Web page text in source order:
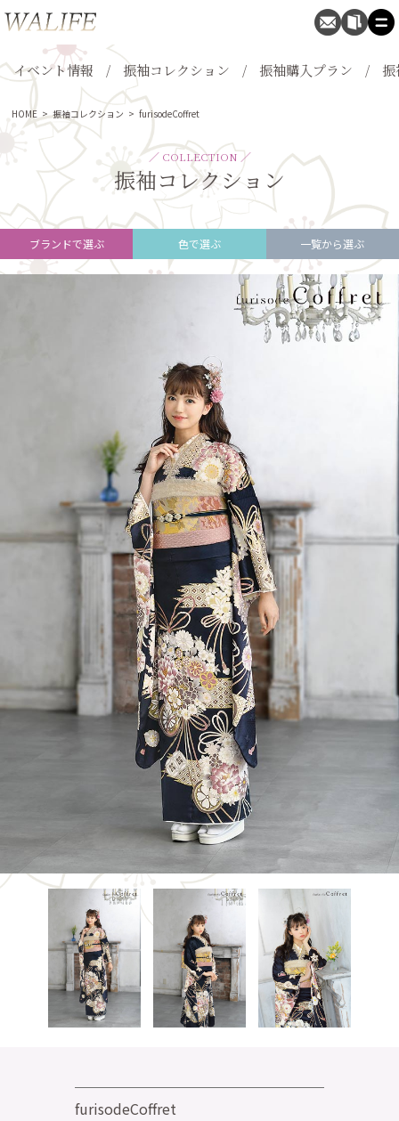
イベント情報 振袖コレクション 振袖購入プラン 振
HOME > 振袖コレクション > furisodeCoffret
／ COLLECTION ／
振袖コレクション
ブランドで選ぶ 色で選ぶ 一覧から選ぶ
furisodeCoffret